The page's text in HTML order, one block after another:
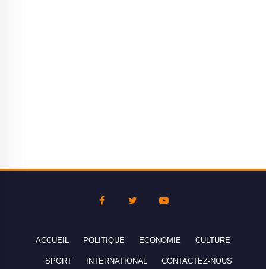
ACCUEIL POLITIQUE ECONOMIE CULTURE
SPORT INTERNATIONAL CONTACTEZ-NOUS